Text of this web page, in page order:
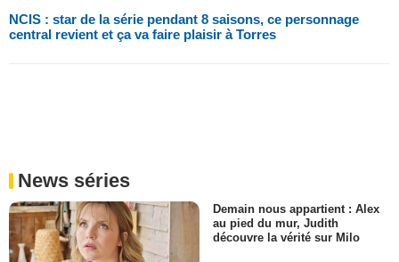
NCIS : star de la série pendant 8 saisons, ce personnage
central revient et ça va faire plaisir à Torres
News séries
Demain nous appartient : Alex
au pied du mur, Judith
découvre la vérité sur Milo